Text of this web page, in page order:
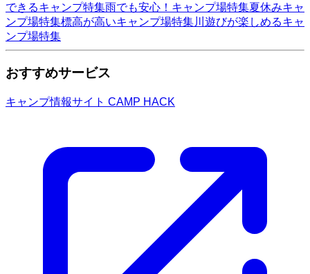
できるキャンプ特集雨でも安心！キャンプ場特集夏休みキャ
ンプ場特集標高が高いキャンプ場特集川遊びが楽しめるキャ
ンプ場特集
おすすめサービス
キャンプ情報サイト CAMP HACK